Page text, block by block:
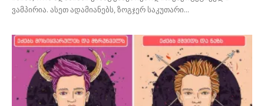
ვამპირია. ასეთ ადამიანებს, ზოგჯერ საკუთარი...